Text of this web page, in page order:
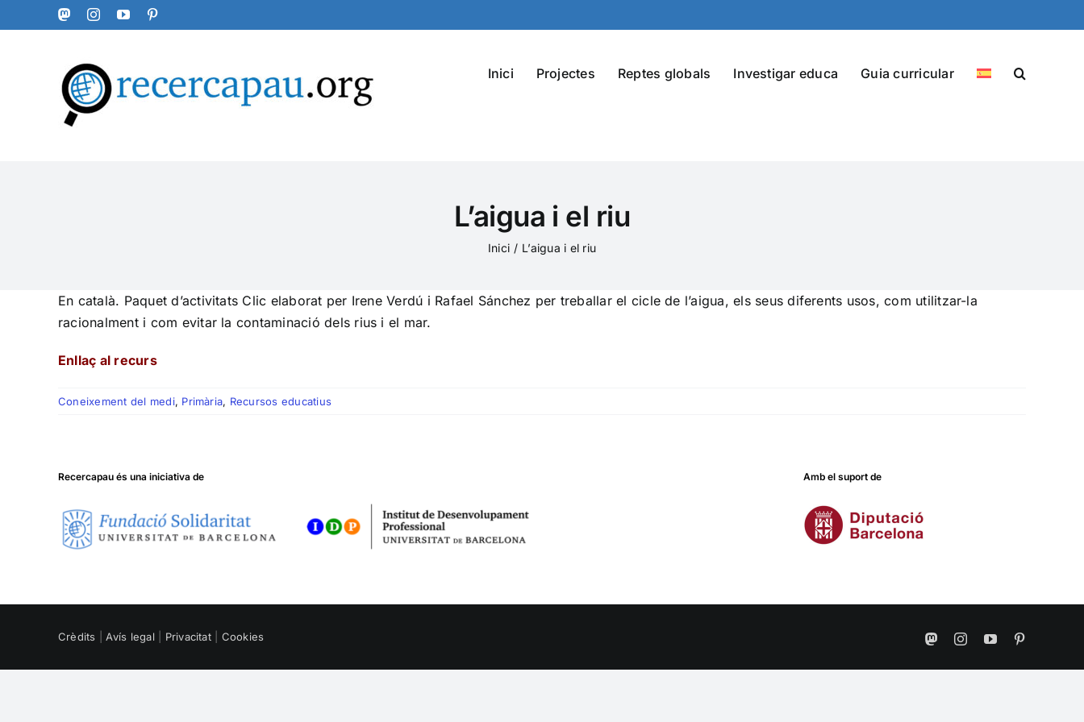
to
MastodonInstagram
YouTube
Inici Projectes Reptes globals Investigar educa Guia curricular
L’aigua i el riu
Inici L’aigua i el riu
En català. Paquet d’activitats Clic elaborat per Irene Verdú i Rafael Sánchez per treballar el cicle de l’aigua, els seus diferents usos, com utilitzar-la
racionalment i com evitar la contaminació dels rius i el mar.
Enllaç al recurs
Coneixement del medi, Primària, Recursos educatius
Recercapau és una iniciativa de Amb el suport de
Crèdits |Avís legal| Privacitat| Cookies MastodonInstagram
YouTube